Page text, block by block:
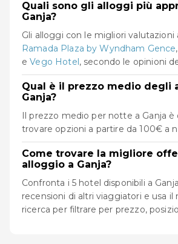
Quali sono gli alloggi più
Ganja?
Gli alloggi con le migliori valutazioni
Ramada Plaza by Wyndham Gence,
eVego Hotel, secondo le opinioni
Qual è il prezzo medio degli
Ganja?
Il prezzo medio per notte a Ganja è
trovare opzioni a partire da 100€ a
Come trovare la migliore
alloggio a Ganja?
Confronta i 5 hotel disponibili a
recensioni di altri viaggiatori e usa
ricerca per filtrare per prezzo,